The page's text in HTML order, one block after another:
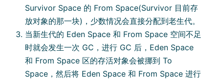
Survivor Space 的 From Space(Survivor 目前存
放对象的那一块)，少数情况会直接分配到老生代。
当新生代的 Eden Space 和 From Space 空间不足
时就会发生一次 GC，进行 GC 后，Eden Space
和 From Space 区的存活对象会被挪到 To
Space，然后将 Eden Space 和 From Space 进行